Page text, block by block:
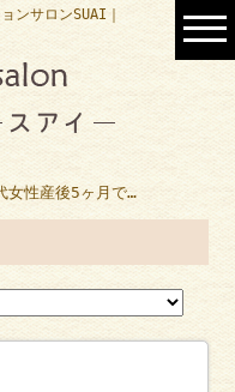
ンサロンSUAI｜
性産後5ヶ月で…